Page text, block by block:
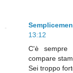
13:12
C'è sempre
compare
Sei troppo